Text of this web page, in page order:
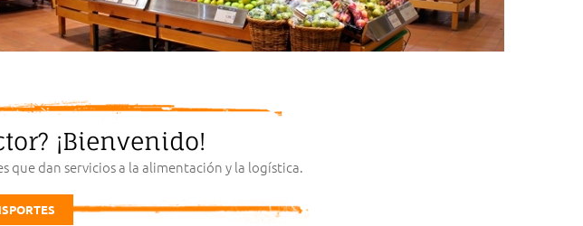
¡Bienvenido!
que dan servicios a la alimentación y la logística.